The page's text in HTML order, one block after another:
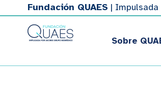
Fundación QUAES | Impulsada
Sobre